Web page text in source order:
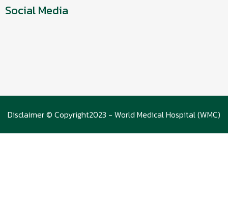
Social Media
Disclaimer © Copyright2023 - World Medical Hospital (WMC)